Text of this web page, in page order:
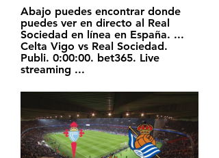
Abajo puedes encontrar donde
puedes ver en directo al Real
Sociedad en línea en España. ...
Celta Vigo vs Real Sociedad.
Publi. 0:00:00. bet365. Live
streaming ...